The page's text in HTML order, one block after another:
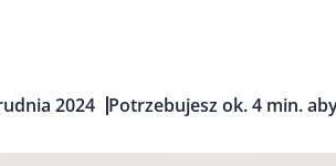
2024 Potrzebujesz ok. 4 min.